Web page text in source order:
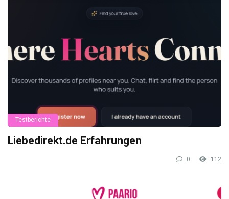
Testberichte
Liebedirekt.de Erfahrungen
0 112